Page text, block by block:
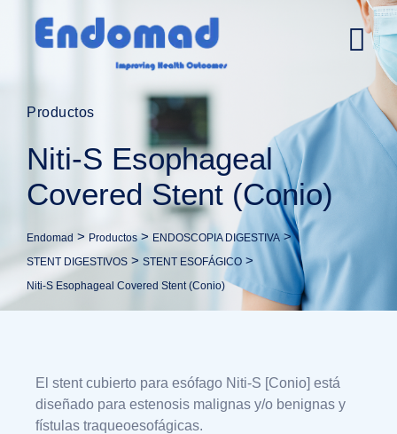
Productos
Niti-S Esophageal
Covered Stent (Conio)
Endomad > Productos> ENDOSCOPIA DIGESTIVA>
STENT DIGESTIVOS > STENT ESOFÁGICO >
Niti-S Esophageal Covered Stent (Conio)
El stent cubierto para esófago Niti-S [Conio] está
diseñado para estenosis malignas y/o benignas y
fístulas traqueoesofágicas.